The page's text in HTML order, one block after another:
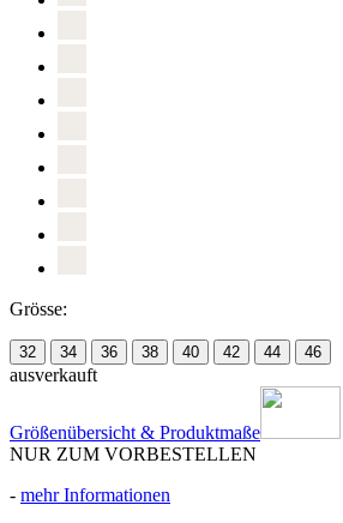
Grösse:
32 34 36 38 40 42 44 46
ausverkauft
Größenübersicht & Produktmaße
NUR ZUM VORBESTELLEN
- mehr Informationen